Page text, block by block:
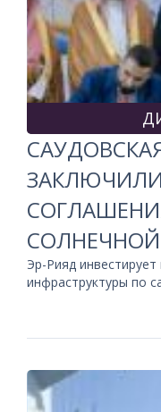
СОЛНЕЧНОЙ
Эр-Рияд
инфраструктуры по